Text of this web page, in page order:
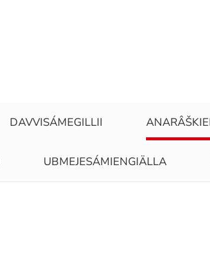
DAVVISÁMEGILLII
UBMEJESÁMIENGIÄLLA